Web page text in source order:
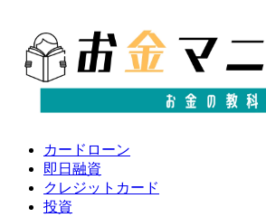
カードローン
即日融資
クレジットカード
投資